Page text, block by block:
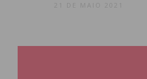
21 DE MAIO 2021